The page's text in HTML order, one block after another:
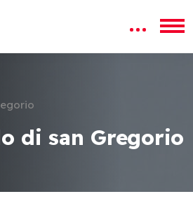
di san Gregorio